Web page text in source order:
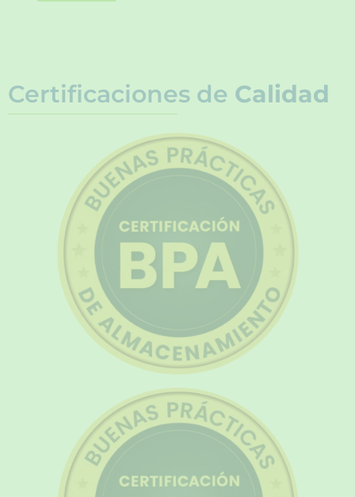
Certificaciones de Calidad